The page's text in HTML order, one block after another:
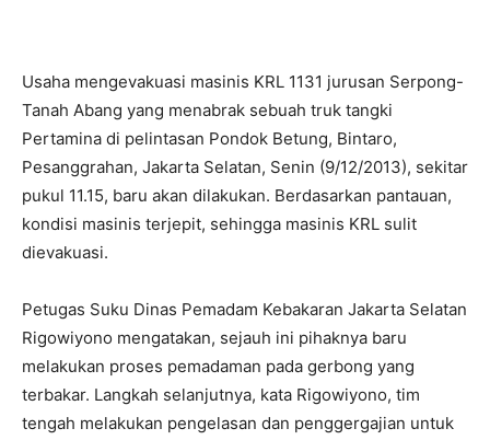
Usaha mengevakuasi masinis KRL 1131 jurusan Serpong-
Tanah Abang yang menabrak sebuah truk tangki
Pertamina di pelintasan Pondok Betung, Bintaro,
Pesanggrahan, Jakarta Selatan, Senin (9/12/2013), sekitar
pukul 11.15, baru akan dilakukan. Berdasarkan pantauan,
kondisi masinis terjepit, sehingga masinis KRL sulit
dievakuasi.
Petugas Suku Dinas Pemadam Kebakaran Jakarta Selatan
Rigowiyono mengatakan, sejauh ini pihaknya baru
melakukan proses pemadaman pada gerbong yang
terbakar. Langkah selanjutnya, kata Rigowiyono, tim
tengah melakukan pengelasan dan penggergajian untuk